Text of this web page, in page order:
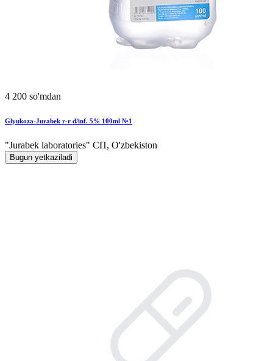
4 200 so'mdan
Glyukoza-Jurabek r-r d/inf. 5% 100ml №1
"Jurabek laboratories" СП, O'zbekiston
Bugun yetkaziladi